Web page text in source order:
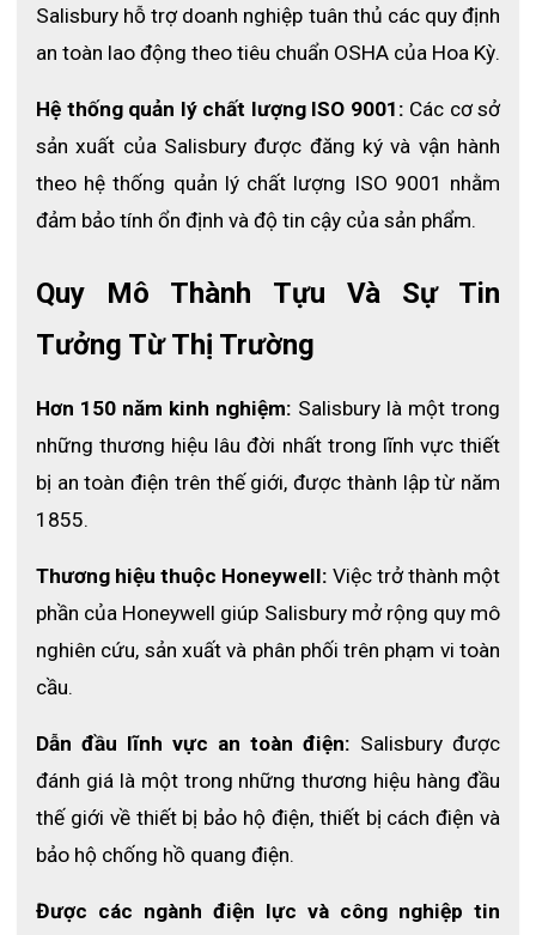
Salisbury hỗ trợ doanh nghiệp tuân thủ các quy định
an toàn lao động theo tiêu chuẩn OSHA của Hoa Kỳ.
Hệ thống quản lý chất lượng ISO 9001: Các cơ sở
sản xuất của Salisbury được đăng ký và vận hành
theo hệ thống quản lý chất lượng ISO 9001 nhằm
đảm bảo tính ổn định và độ tin cậy của sản phẩm.
Quy Mô Thành Tựu Và Sự Tin
Tưởng Từ Thị Trường
Hơn 150 năm kinh nghiệm: Salisbury là một trong
những thương hiệu lâu đời nhất trong lĩnh vực thiết
bị an toàn điện trên thế giới, được thành lập từ năm
1855.
Thương hiệu thuộc Honeywell: Việc trở thành một
phần của Honeywell giúp Salisbury mở rộng quy mô
nghiên cứu, sản xuất và phân phối trên phạm vi toàn
cầu.
Dẫn đầu lĩnh vực an toàn điện: Salisbury được
đánh giá là một trong những thương hiệu hàng đầu
thế giới về thiết bị bảo hộ điện, thiết bị cách điện và
bảo hộ chống hồ quang điện.
Được các ngành điện lực và công nghiệp tin